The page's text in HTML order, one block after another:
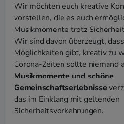
Wir möchten euch kreative
vorstellen, die es euch
Musikmomente trotz
Wir sind davon überzeugt,
Möglichkeiten gibt, kreativ zu
Corona-Zeiten sollte niemand
Musikmomente und schöne
Gemeinschaftserlebnisse
das im Einklang mit geltenden
Sicherheitsvorkehrungen.